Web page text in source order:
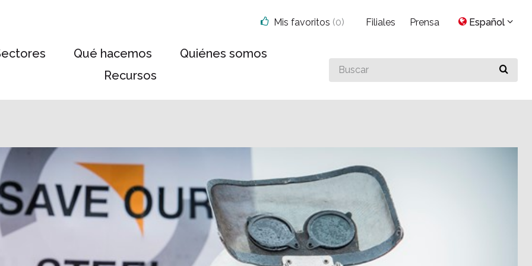
Qué hacemos
Quiénes somos
Recursos
Buscar
algo
Mis favoritos (0) Filiales Prensa Español